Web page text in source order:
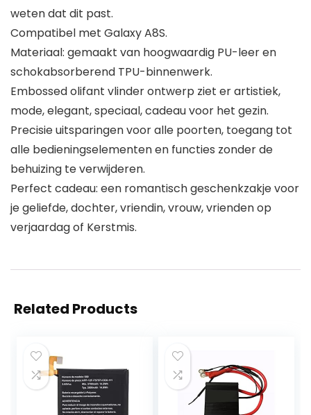
weten dat dit past.
Compatibel met Galaxy A8S.
Materiaal: gemaakt van hoogwaardig PU-leer en
schokabsorberend TPU-binnenwerk.
Embossed olifant vlinder ontwerp ziet er artistiek,
mode, elegant, speciaal, cadeau voor het gezin.
Precisie uitsparingen voor alle poorten, toegang tot
alle bedieningselementen en functies zonder de
behuizing te verwijderen.
Perfect cadeau: een romantisch geschenkzakje voor
je geliefde, dochter, vriendin, vrouw, vrienden op
verjaardag of Kerstmis.
Related Products